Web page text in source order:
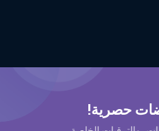
حصرية!